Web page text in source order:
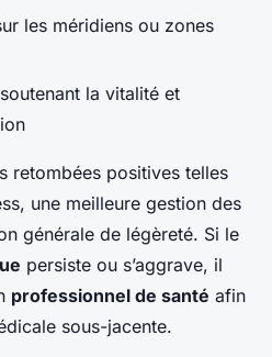
les méridiens ou zones
soutenant la vitalité et
retombées positives telles
une meilleure gestion des
générale de légèreté. Si le
persiste ou s’aggrave, il
professionnel de santé afin
sous-jacente.